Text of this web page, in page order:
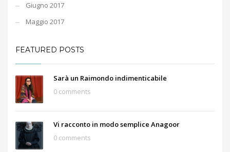
Giugno 2017
Maggio 2017
FEATURED POSTS
Sarà un Raimondo indimenticabile
0 comments
Vi racconto in modo semplice Anagoor
0 comments